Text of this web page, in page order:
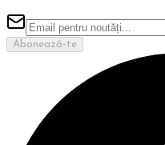
Abonează-te